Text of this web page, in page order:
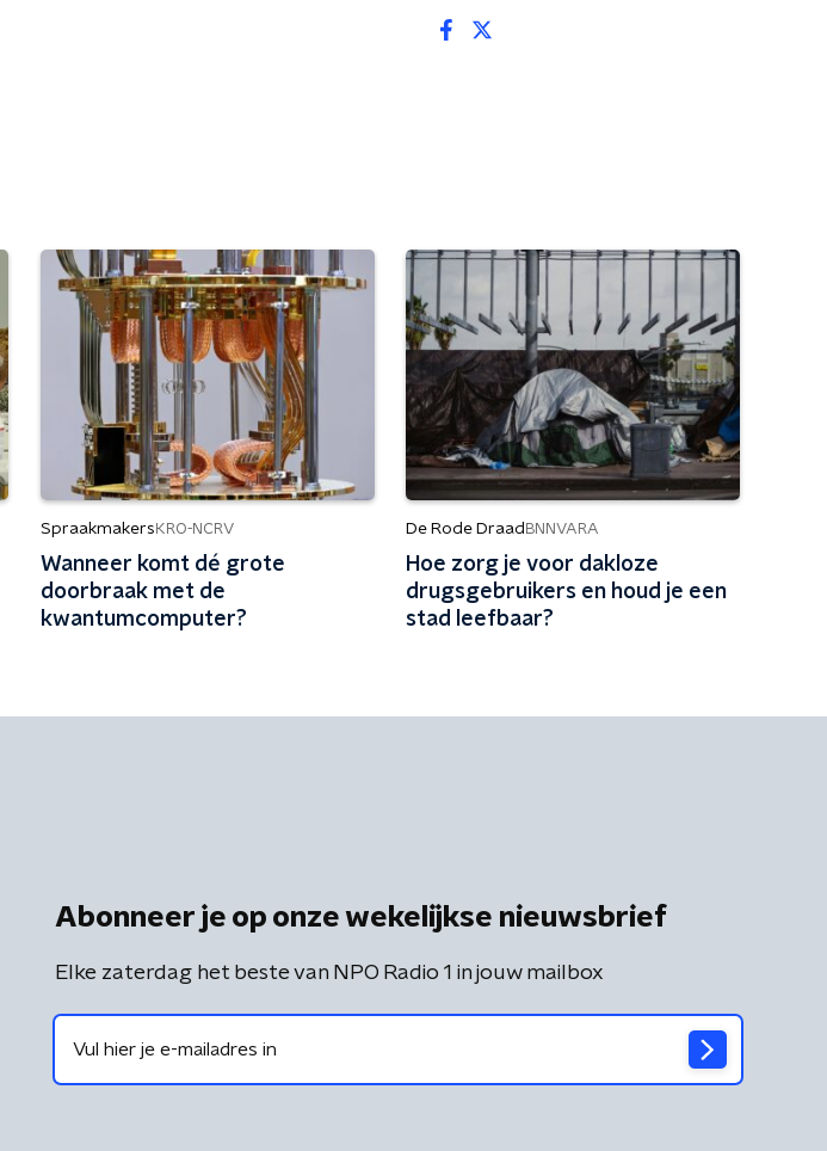
Spraakmakers KRO-NCRV
Wanneer komt dé grote
doorbraak met de
kwantumcomputer?
De Rode Draad BNNVARA
Hoe zorg je voor dakloze
drugsgebruikers en houd je een
stad leefbaar?
Abonneer je op onze wekelijkse nieuwsbrief
Elke zaterdag het beste van NPO Radio 1 in jouw mailbox